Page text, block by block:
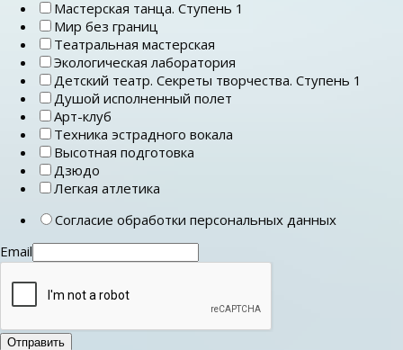
Мастерская танца. Ступень 1
Мир без границ
Театральная мастерская
Экологическая лаборатория
Детский театр. Секреты творчества. Ступень 1
Душой исполненный полет
Арт-клуб
Техника эстрадного вокала
Высотная подготовка
Дзюдо
Легкая атлетика
Согласие обработки персональных данных
Email
Отправить